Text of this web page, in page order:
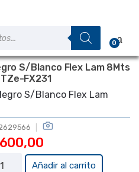
0
S/Blanco Flex Lam 8Mts
FX231
Añadir al carrito